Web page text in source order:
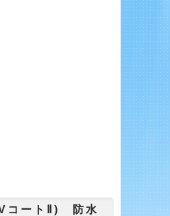
コートⅡ) 防水